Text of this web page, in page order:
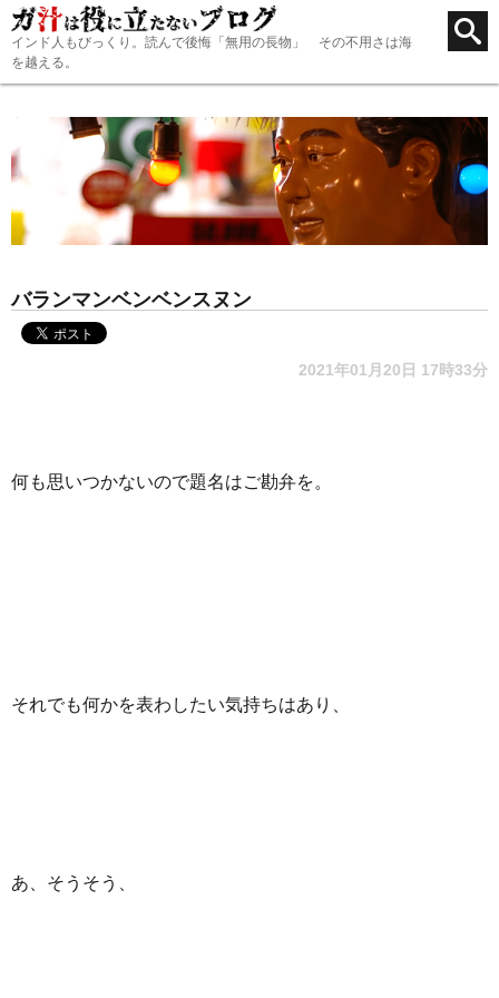
インド人もびっくり。読んで後悔「無用の長物」 その不用さは海
を越える。
バランマンベンベンスヌン
2021年01月20日 17時33分
何も思いつかないので題名はご勘弁を。
それでも何かを表わしたい気持ちはあり、
あ、そうそう、